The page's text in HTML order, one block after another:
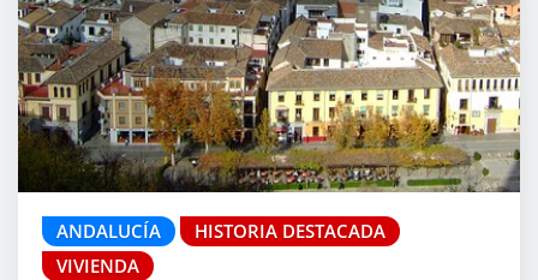
ANDALUCÍA
HISTORIA DESTACADA
VIVIENDA